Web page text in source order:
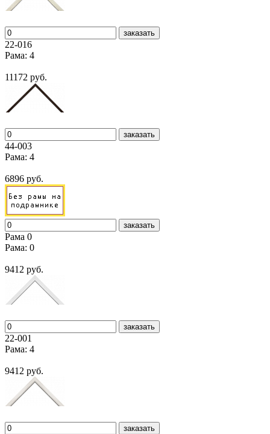
заказать
22-016
Рама: 4
11172 руб.
заказать
44-003
Рама: 4
6896 руб.
заказать
Рама 0
Рама: 0
9412 руб.
заказать
22-001
Рама: 4
9412 руб.
заказать